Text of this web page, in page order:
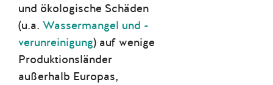
und ökologische Schäden
(u.a. Wassermangel und -
verunreinigung) auf wenige
Produktionsländer
außerhalb Europas,